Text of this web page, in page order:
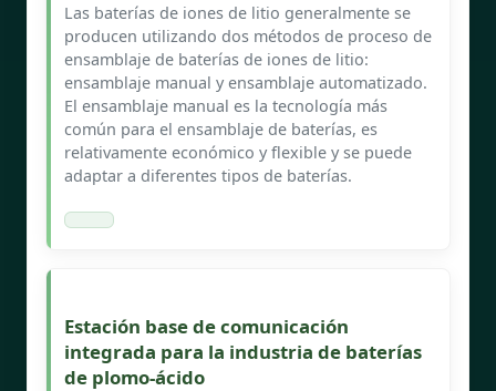
Las baterías de iones de litio generalmente se
producen utilizando dos métodos de proceso de
ensamblaje de baterías de iones de litio:
ensamblaje manual y ensamblaje automatizado.
El ensamblaje manual es la tecnología más
común para el ensamblaje de baterías, es
relativamente económico y flexible y se puede
adaptar a diferentes tipos de baterías.
Estación base de comunicación
integrada para la industria de baterías
de plomo-ácido